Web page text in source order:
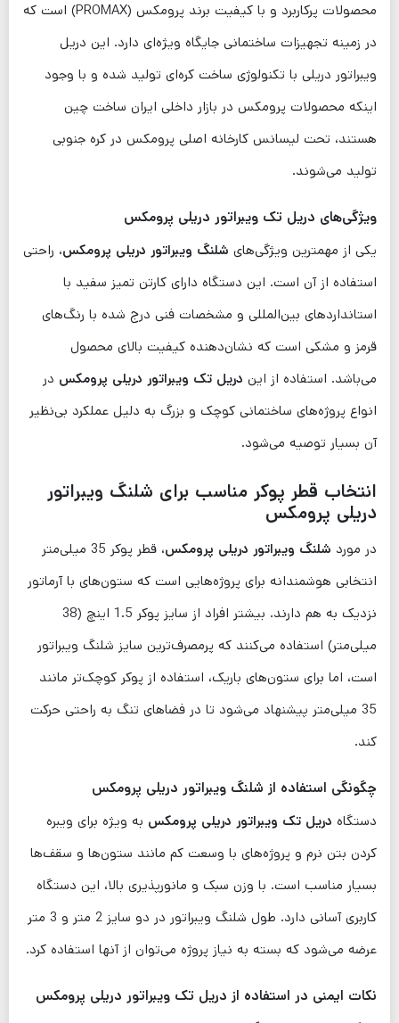
محصولات پرکاربرد و با کیفیت برند پرومکس (PROMAX) است که
در زمینه تجهیزات ساختمانی جایگاه ویژه‌ای دارد. این دریل
ویبراتور دریلی با تکنولوژی ساخت کره‌ای تولید شده و با وجود
اینکه محصولات پرومکس در بازار داخلی ایران ساخت چین
هستند، تحت لیسانس کارخانه اصلی پرومکس در کره جنوبی
تولید می‌شوند.
ویژگی‌های دریل تک ویبراتور دریلی پرومکس
یکی از مهمترین ویژگی‌های شلنگ ویبراتور دریلی پرومکس، راحتی
استفاده از آن است. این دستگاه دارای کارتن تمیز سفید با
استانداردهای بین‌المللی و مشخصات فنی درج شده با رنگ‌های
قرمز و مشکی است که نشان‌دهنده کیفیت بالای محصول
می‌باشد. استفاده از این دریل تک ویبراتور دریلی پرومکس در
انواع پروژه‌های ساختمانی کوچک و بزرگ به دلیل عملکرد بی‌نظیر
آن بسیار توصیه می‌شود.
انتخاب قطر پوکر مناسب برای شلنگ ویبراتور
دریلی پرومکس
در مورد شلنگ ویبراتور دریلی پرومکس
، قطر پوکر 35 میلی‌متر
انتخابی هوشمندانه برای پروژه‌هایی است که ستون‌های با آرماتور
نزدیک به هم دارند. بیشتر افراد از سایز پوکر 1.5 اینچ (38
میلی‌متر) استفاده می‌کنند که پرمصرف‌ترین سایز شلنگ ویبراتور
است، اما برای ستون‌های باریک، استفاده از پوکر کوچک‌تر مانند
35 میلی‌متر پیشنهاد می‌شود تا در فضاهای تنگ به راحتی حرکت
کند.
چگونگی استفاده از شلنگ ویبراتور دریلی پرومکس
دستگاه دریل تک ویبراتور دریلی پرومکس به ویژه برای ویبره
کردن بتن نرم و پروژه‌های با وسعت کم مانند ستون‌ها و سقف‌ها
بسیار مناسب است. با وزن سبک و مانورپذیری بالا، این دستگاه
کاربری آسانی دارد. طول شلنگ ویبراتور در دو سایز 2 متر و 3 متر
عرضه می‌شود که بسته به نیاز پروژه می‌توان از آنها استفاده کرد.
نکات ایمنی در استفاده از دریل تک ویبراتور دریلی پرومکس